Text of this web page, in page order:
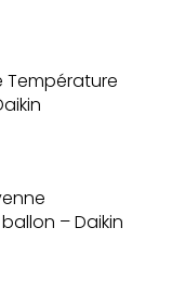
Température
– Daikin